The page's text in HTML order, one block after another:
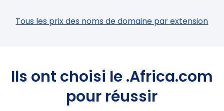
Tous les prix des noms de domaine par extension
Ils ont choisi le .Africa.com
pour réussir